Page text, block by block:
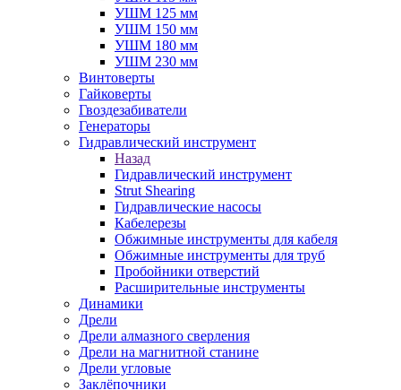
УШМ 125 мм
УШМ 150 мм
УШМ 180 мм
УШМ 230 мм
Винтоверты
Гайковерты
Гвоздезабиватели
Генераторы
Гидравлический инструмент
Назад
Гидравлический инструмент
Strut Shearing
Гидравлические насосы
Кабелерезы
Обжимные инструменты для кабеля
Обжимные инструменты для труб
Пробойники отверстий
Расширительные инструменты
Динамики
Дрели
Дрели алмазного сверления
Дрели на магнитной станине
Дрели угловые
Заклёпочники